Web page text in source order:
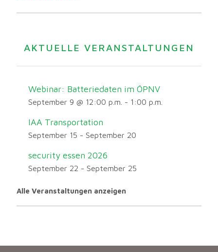
AKTUELLE VERANSTALTUNGEN
Webinar: Batteriedaten im ÖPNV
September 9 @ 12:00 p.m. - 1:00 p.m.
IAA Transportation
September 15 - September 20
security essen 2026
September 22 - September 25
Alle Veranstaltungen anzeigen